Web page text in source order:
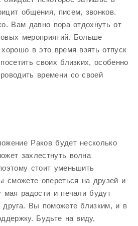
общения, писем, звонков.
Вам давно пора отдохнуть от
мероприятий. Больше
в это время взять отпуск
своих близких, особенно
времени со своей
Раков будет несколько
захлестнуть волна
стоит уменьшить
сможете опереться на друзей и
мая радости и печали будут
друга. Вы поможете близким, и в
Будьте на виду,